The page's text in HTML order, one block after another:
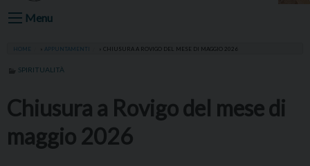
Menu
HOME APPUNTAMENTI CHIUSURA A ROVIGO DEL MESE DI MAGGIO 2026
SPIRITUALITÀ
Chiusura a Rovigo del mese di
maggio 2026